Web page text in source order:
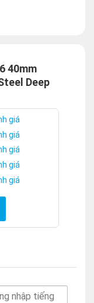
40mm
Deep
giá
giá
giá
giá
giá